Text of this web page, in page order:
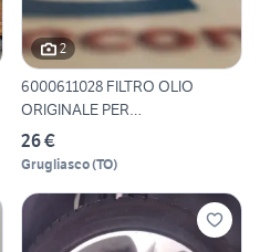
2
6000611028 FILTRO OLIO
ORIGINALE PER
DOBLO'/PUNTO/
26 €
Grugliasco(TO)